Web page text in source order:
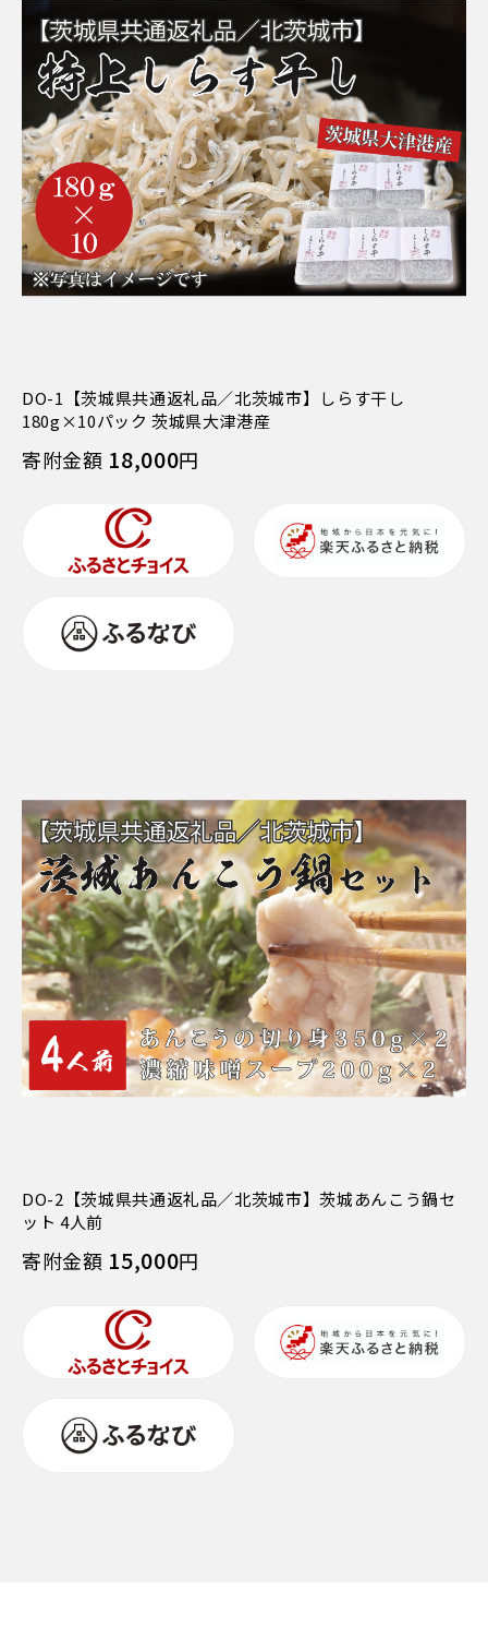
DO-1【茨城県共通返礼品／北茨城市】しらす干し
180g×10パック 茨城県大津港産
寄附金額 18,000円
DO-2【茨城県共通返礼品／北茨城市】茨城あんこう鍋セ
ット 4人前
寄附金額 15,000円